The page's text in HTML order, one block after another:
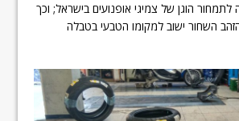
הוגן של צמיגי אופנועים בישראל; וכך
השחור ישוב למקומו הטבעי בטבלה